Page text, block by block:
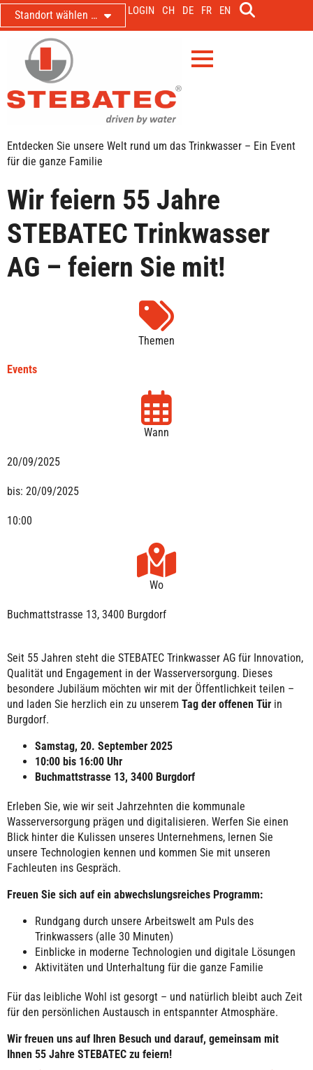
Standort wählen … LOGIN CH DE FR EN
Entdecken Sie unsere Welt rund um das Trinkwasser – Ein Event
für die ganze Familie
Wir feiern 55 Jahre
STEBATEC Trinkwasser
AG – feiern Sie mit!
Themen
Events
Wann
20/09/2025
bis: 20/09/2025
10:00
Wo
Buchmattstrasse 13, 3400 Burgdorf
Seit 55 Jahren steht die STEBATEC Trinkwasser AG für Innovation,
Qualität und Engagement in der Wasserversorgung. Dieses
besondere Jubiläum möchten wir mit der Öffentlichkeit teilen –
und laden Sie herzlich ein zu unserem Tag der offenen Tür in
Burgdorf.
Samstag, 20. September 2025
10:00 bis 16:00 Uhr
Buchmattstrasse 13, 3400 Burgdorf
Erleben Sie, wie wir seit Jahrzehnten die kommunale
Wasserversorgung prägen und digitalisieren. Werfen Sie einen
Blick hinter die Kulissen unseres Unternehmens, lernen Sie
unsere Technologien kennen und kommen Sie mit unseren
Fachleuten ins Gespräch.
Freuen Sie sich auf ein abwechslungsreiches Programm:
Rundgang durch unsere Arbeitswelt am Puls des
Trinkwassers (alle 30 Minuten)
Einblicke in moderne Technologien und digitale Lösungen
Aktivitäten und Unterhaltung für die ganze Familie
Für das leibliche Wohl ist gesorgt – und natürlich bleibt auch Zeit
für den persönlichen Austausch in entspannter Atmosphäre.
Wir freuen uns auf Ihren Besuch und darauf, gemeinsam mit
Ihnen 55 Jahre STEBATEC zu feiern!